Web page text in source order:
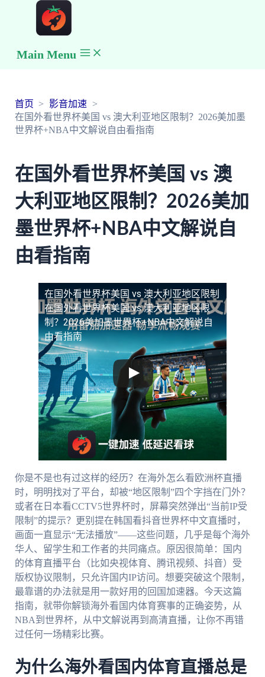
Main Menu
首页
影音加速
在国外看世界杯美国 vs 澳大利亚地区限制？2026美加墨
世界杯+NBA中文解说自由看指南
在国外看世界杯美国 vs 澳
大利亚地区限制？2026美加
墨世界杯+NBA中文解说自
由看指南
在国外看世界杯美国 vs 澳大利亚地区限制
在国外看世界杯美国 vs 澳大利亚地区限
制？2026美加墨世界杯+NBA中文解说自
由看指南
你是不是也有过这样的经历？在海外怎么看欧洲杯直播
时，明明找对了平台，却被“地区限制”四个字挡在门外？
或者在日本看CCTV5世界杯时，屏幕突然弹出“当前IP受
限制”的提示？更别提在韩国看抖音世界杯中文直播时，
画面一直显示“无法播放”——这些问题，几乎是每个海外
华人、留学生和工作者的共同痛点。原因很简单：国内
的体育直播平台（比如央视体育、腾讯视频、抖音）受
版权协议限制，只允许国内IP访问。想要突破这个限制，
最靠谱的办法就是用一款好用的回国加速器。今天这篇
指南，就带你解锁海外看国内体育赛事的正确姿势，从
NBA到世界杯，从中文解说再到高清直播，让你不再错
过任何一场精彩比赛。
为什么海外看国内体育直播总是